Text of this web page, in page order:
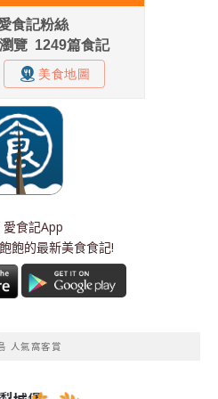
愛食記App
飽的最新美食食記!
人氣窩客賞